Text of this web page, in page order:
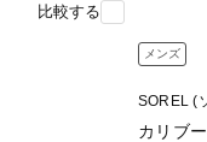
比較する
メンズ
SOREL (
カリブ